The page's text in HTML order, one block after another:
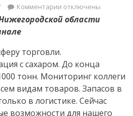
Комментариик
записи
с
сахаром
стабилизируется»
отключены
области
торговли.
с сахаром. До конца
тонн. Мониторинг коллеги
видам товаров. Запасов в
в логистике. Сейчас
возможности для нашего